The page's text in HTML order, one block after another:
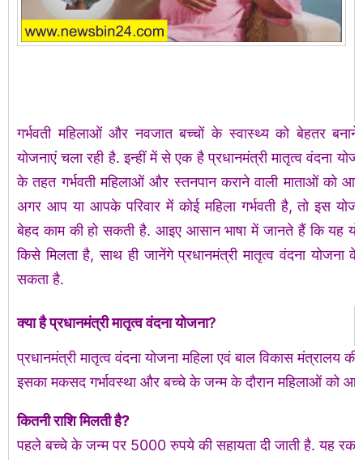
गर्भवती महिलाओं और नवजात बच्चों के स्वास्थ्य को बेहतर
योजनाएं चला रही है. इन्हीं में से एक है प्रधानमंत्री मातृत्व वंदना
के तहत गर्भवती महिलाओं और स्तनपान कराने वाली माताओं को
अगर आप या आपके परिवार में कोई महिला गर्भवती है, तो इस
बेहद काम की हो सकती है. आइए आसान भाषा में जानते हैं कि यह
किसे मिलता है, साथ ही जानेंगे प्रधानमंत्री मातृत्व वंदना
सकता है.
क्या है प्रधानमंत्री मातृत्व वंदना योजना?
प्रधानमंत्री मातृत्व वंदना योजना महिला एवं बाल विकास मंत्रालय
इसका मकसद गर्भावस्था और बच्चे के जन्म के दौरान महिलाओं को
कितनी राशि मिलती है?
पहले बच्चे के जन्म पर 5000 रुपये की सहायता दी जाती है. यह रकम